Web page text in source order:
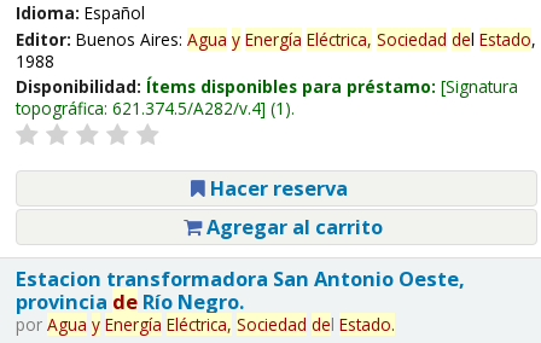
Idioma: Español
Editor: Buenos Aires: Agua y Energía Eléctrica, Sociedad del Estado,
1988
Disponibilidad: Ítems disponibles para préstamo: Signatura
topográfica: 621.374.5/A282/v.4 (1).
Hacer reserva
Agregar al carrito
Estacion transformadora San Antonio Oeste,
provincia deRío Negro.
por Agua y Energía Eléctrica, Sociedad del Estado.